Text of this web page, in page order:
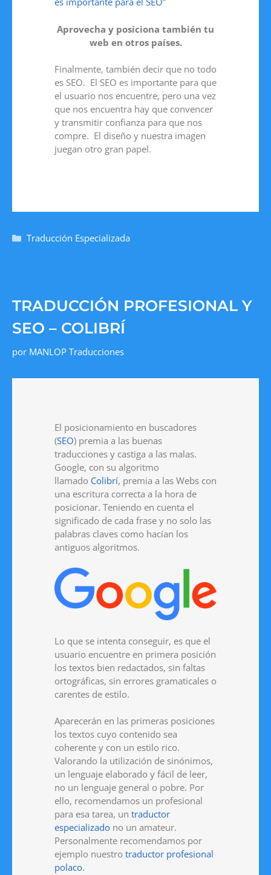
Aprovecha y posiciona también tu
web en otros países.
Finalmente, también decir que no todo
es SEO. El SEO es importante para que
el usuario nos encuentre, pero una vez
que nos encuentra hay que convencer
y transmitir confianza para que nos
compre. El diseño y nuestra imagen
juegan otro gran papel.
Traducción Especializada
TRADUCCIÓN PROFESIONAL Y
SEO – COLIBRÍ
por MANLOP Traducciones
El posicionamiento en buscadores
(SEO) premia a las buenas
traducciones y castiga a las malas.
Google, con su algoritmo
llamado Colibrí, premia a las Webs con
una escritura correcta a la hora de
posicionar. Teniendo en cuenta el
significado de cada frase y no solo las
palabras claves como hacían los
antiguos algoritmos.
Lo que se intenta conseguir, es que el
usuario encuentre en primera posición
los textos bien redactados, sin faltas
ortográficas, sin errores gramaticales o
carentes de estilo.
Aparecerán en las primeras posiciones
los textos cuyo contenido sea
coherente y con un estilo rico.
Valorando la utilización de sinónimos,
un lenguaje elaborado y fácil de leer,
no un lenguaje general o pobre. Por
ello, recomendamos un profesional
para esa tarea, un traductor
especializado no un amateur.
Personalmente recomendamos por
ejemplo nuestro traductor profesional
polaco.